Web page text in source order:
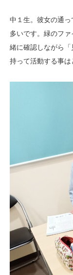
中１生。彼女の通
多いです。緑のフ
緒に確認しながら
持って活動する事